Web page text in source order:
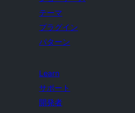
テーマ
プラグイン
パターン
Learn
サポート
開発者